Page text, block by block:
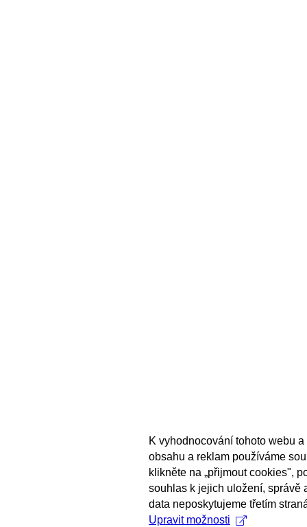
K vyhodnocování tohoto webu
obsahu a reklam používáme
klikněte na „přijmout cookies",
souhlas k jejich uložení, správě
data neposkytujeme třetím
Upravit možnosti